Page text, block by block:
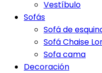
Vestíbulo
Sofás
Sofá de
Sofá Chaise
Sofa cama
Decoración